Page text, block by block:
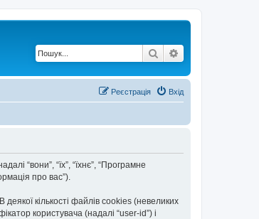
Пошук
Вхід
Реєстрація
“вони”, “їх”, “їхнє”, “Програмне
про вас”).
кількості файлів cookies (невеликих
користувача (надалі “user-id”) і